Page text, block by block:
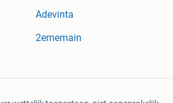
Adevinta
2ememain